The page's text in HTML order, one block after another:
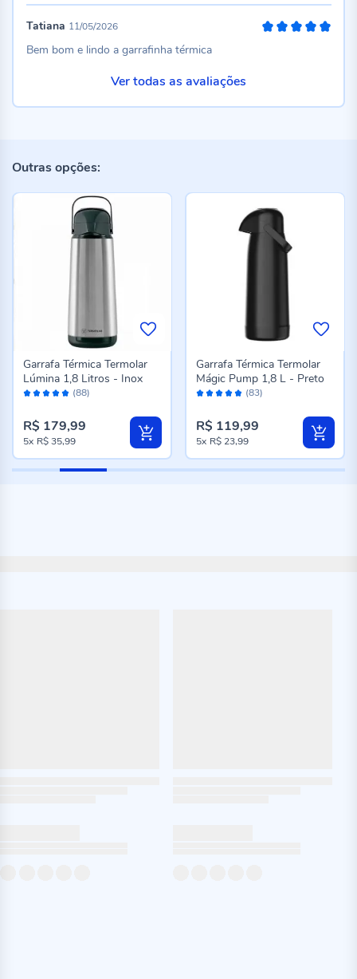
Tatiana 11/05/2026
Bem bom e lindo a garrafinha térmica
Ver todas as avaliações
Outras opções:
Avaliação: (88)
Garrafa Térmica Termolar
Lúmina 1,8 Litros - Inox
R$ 179,99
5x R$ 35,99
Avaliação: (83)
Garrafa Térmica Termolar
Mágic Pump 1,8 L - Preto
R$ 119,99
5x R$ 23,99